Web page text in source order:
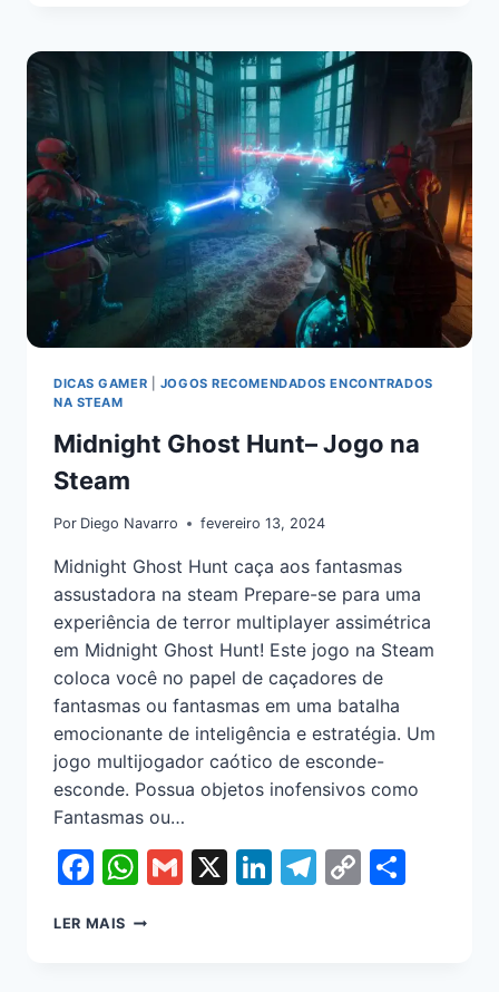
DICAS GAMER
JOGOS RECOMENDADOS ENCONTRADOS
NA STEAM
Midnight Ghost Hunt– Jogo na
Steam
Por Diego Navarro fevereiro 13, 2024
Midnight Ghost Hunt caça aos fantasmas
assustadora na steam Prepare-se para uma
experiência de terror multiplayer assimétrica
em Midnight Ghost Hunt! Este jogo na Steam
coloca você no papel de caçadores de
fantasmas ou fantasmas em uma batalha
emocionante de inteligência e estratégia. Um
jogo multijogador caótico de esconde-
esconde. Possua objetos inofensivos como
Fantasmas ou…
Facebook
WhatsApp
Gmail
X LinkedIn
Telegram
Copy
LER MAIS